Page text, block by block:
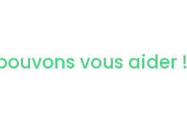
vous aider !